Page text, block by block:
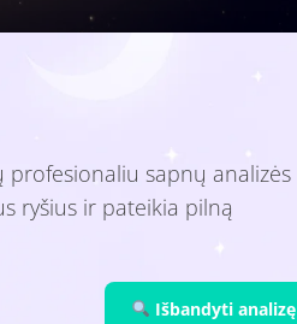
profesionaliu sapnų analizės
ryšius ir pateikia pilną
Išbandyti analizę